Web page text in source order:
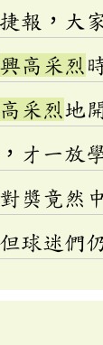
報，大
興高采烈
采烈地
才一放
獎竟然
球迷們